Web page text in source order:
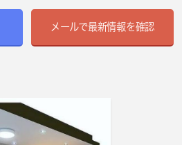
メールで最新情報を確認